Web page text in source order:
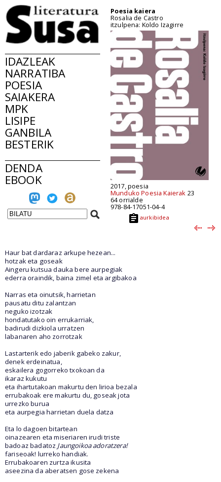
IDAZLEAK
NARRATIBA
POESIA
SAIAKERA
MPK
LISIPE
GANBILA
BESTERIK
DENDA
EBOOK
Poesia kaiera
Rosalia de Castro
itzulpena: Koldo Izagirre
2017, poesia
Munduko Poesia Kaierak 23
64 orrialde
978-84-17051-04-4
aurkibidea
Haur bat dardaraz arkupe hezean...
hotzak eta goseak
Aingeru kutsua dauka bere aurpegiak
ederra oraindik, baina zimel eta argibakoa
Narras eta oinutsik, harrietan
pausatu ditu zalantzan
neguko izotzak
hondatutako oin errukarriak,
badirudi dizkiola urratzen
labanaren aho zorrotzak
Lastarterik edo jaberik gabeko zakur,
denek erdeinatua,
eskailera gogorreko txokoan da
ikaraz kukutu
eta ihartutakoan makurtu den lirioa bezala
errubakoak ere makurtu du, goseak jota
urrezko burua
eta aurpegia harrietan duela datza
Eta lo dagoen bitartean
oinazearen eta miseriaren irudi triste
badoaz badatoz Jaungoikoa adoratzera!
fariseoak! lurreko handiak.
Errubakoaren zurtza ikusita
aseezina da aberatsen gose zekena